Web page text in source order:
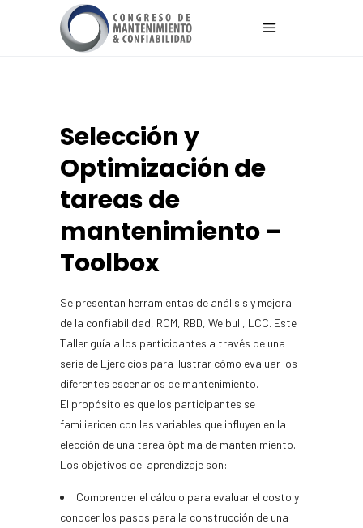
Selección y
Optimización de
tareas de
mantenimiento –
Toolbox
Se presentan herramientas de análisis y mejora
de la confiabilidad, RCM, RBD, Weibull, LCC. Este
Taller guía a los participantes a través de una
serie de Ejercicios para ilustrar cómo evaluar los
diferentes escenarios de mantenimiento.
El propósito es que los participantes se
familiaricen con las variables que influyen en la
elección de una tarea óptima de mantenimiento.
Los objetivos del aprendizaje son:
Comprender el cálculo para evaluar el costo y
conocer los pasos para la construcción de una